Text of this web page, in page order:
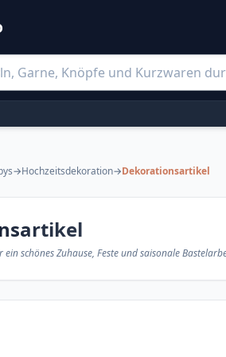
produse
→Hochzeitsdekoration→Dekorationsartikel
schönes Zuhause, Feste und saisonale